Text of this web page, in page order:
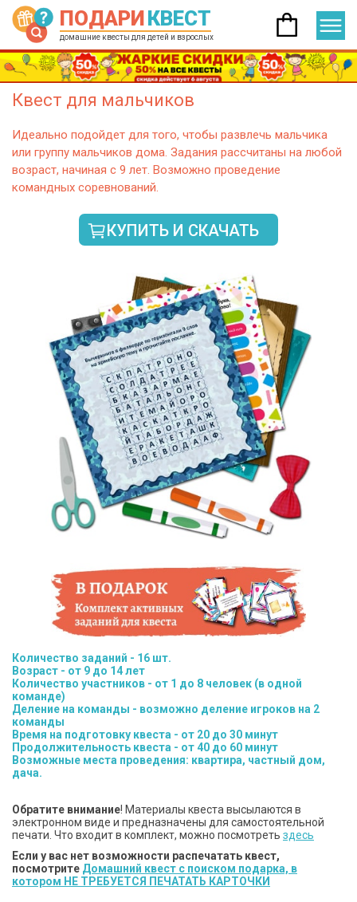
ПОДАРИКВЕСТ
домашние квесты для детей и взрослых
Квест для мальчиков
Идеально подойдет для того, чтобы развлечь мальчика
или группу мальчиков дома. Задания рассчитаны на любой
возраст, начиная с 9 лет. Возможно проведение
командных соревнований.
КУПИТЬ И СКАЧАТЬ
Количество заданий - 16 шт.
Возраст - от 9 до 14 лет
Количество участников - от 1 до 8 человек (в одной
команде)
Деление на команды - возможно деление игроков на 2
команды
Время на подготовку квеста - от 20 до 30 минут
Продолжительность квеста - от 40 до 60 минут
Возможные места проведения: квартира, частный дом,
дача.
Обратите внимание! Материалы квеста высылаются в
электронном виде и предназначены для самостоятельной
печати. Что входит в комплект, можно посмотреть здесь
Если у вас нет возможности распечатать квест,
посмотрите Домашний квест с поиском подарка, в
котором НЕ ТРЕБУЕТСЯ ПЕЧАТАТЬ КАРТОЧКИ